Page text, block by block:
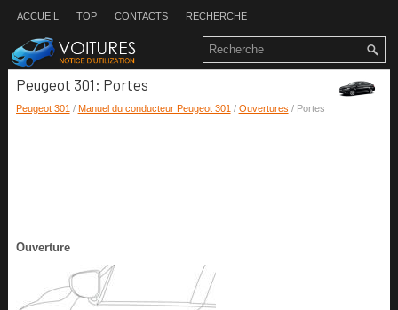
ACCUEIL TOP CONTACTS RECHERCHE
Peugeot 301: Portes
Peugeot 301 / Manuel du conducteur Peugeot 301 / Ouvertures / Portes
Ouverture